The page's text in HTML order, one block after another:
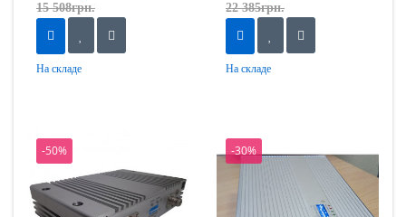
15 508грн.
На складе
22 385грн.
На складе
-50% -30%